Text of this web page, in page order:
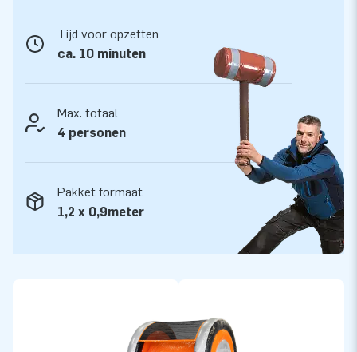
geleverd
Dit mega stormbanenassortiment is vakkundig opgebouwd
met de hoogste kwaliteit materialen. De hoogglans pvc-
doeken zijn makkelijk schoon te houden en geschikt voor
veel gebruikers. In samenwerking met het Keurmerk instituut
uit Zoetermeer zijn alle modulaire stormbaanelementen
gekeurd en gecertificeerd. We leveren ze inclusief blowers,
verankeringsmateriaal, een transportzak en een duidelijke
handleiding. Zo heb je alles compleet voor een mooie
Meer dan 15.000 klanten vertrouwen al op JB
Tijd voor opzetten
ca. 10 minuten
Max. totaal
4 personen
Pakket formaat
1,2 x 0,9meter